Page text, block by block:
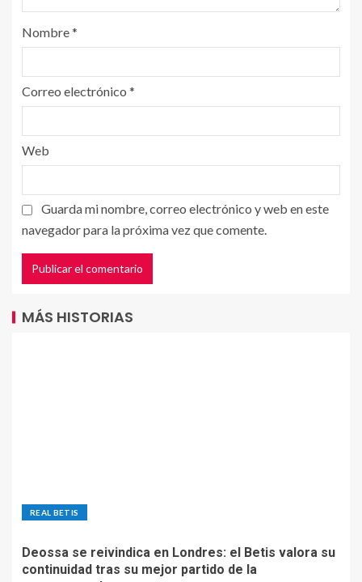
Nombre*
Correo electrónico *
Web
Guarda mi nombre, correo electrónico y web en este
navegador para la próxima vez que comente.
MÁS HISTORIAS
REAL BETIS
Deossa se reivindica en Londres: el Betis valora su
continuidad tras su mejor partido de la